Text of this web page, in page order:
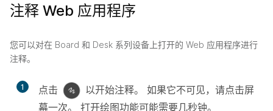
注释 Web 应用程序
您可以对在 Board 和 Desk 系列设备上打开的 Web 应用程序进行
注释。
1 点击
以开始注释。 如果它不可见，请点击屏
幕一次。 打开绘图功能可能需要几秒钟。